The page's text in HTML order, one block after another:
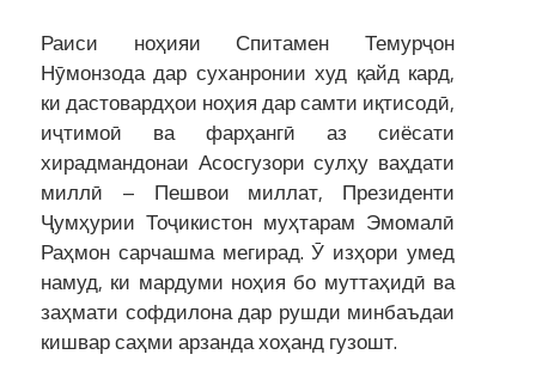
Раиси ноҳияи Спитамен Темурҷон
Нӯмонзода дар суханронии худ қайд кард,
ки дастовардҳои ноҳия дар самти иқтисодӣ,
иҷтимоӣ ва фарҳангӣ аз сиёсати
хирадмандонаи Асосгузори сулҳу ваҳдати
миллӣ – Пешвои миллат, Президенти
Ҷумҳурии Тоҷикистон муҳтарам Эмомалӣ
Раҳмон сарчашма мегирад. Ӯ изҳори умед
намуд, ки мардуми ноҳия бо муттаҳидӣ ва
заҳмати софдилона дар рушди минбаъдаи
кишвар саҳми арзанда хоҳанд гузошт.